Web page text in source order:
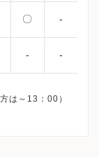
〇 -
- -
は～13：00）